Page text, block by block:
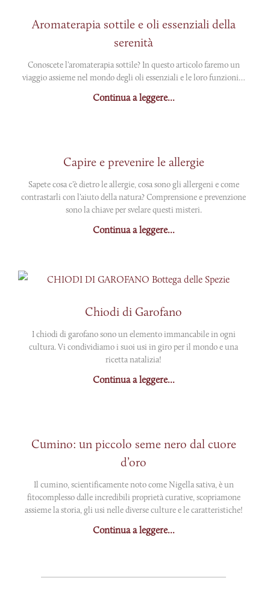
Aromaterapia sottile e oli essenziali della
serenità
Conoscete l’aromaterapia sottile? In questo articolo faremo un
viaggio assieme nel mondo degli oli essenziali e le loro funzioni…
Continua a leggere...
Capire e prevenire le allergie
Sapete cosa c’è dietro le allergie, cosa sono gli allergeni e come
contrastarli con l’aiuto della natura? Comprensione e prevenzione
sono la chiave per svelare questi misteri.
Continua a leggere...
Chiodi di Garofano
I chiodi di garofano sono un elemento immancabile in ogni
cultura. Vi condividiamo i suoi usi in giro per il mondo e una
ricetta natalizia!
Continua a leggere...
Cumino: un piccolo seme nero dal cuore
d’oro
Il cumino, scientificamente noto come Nigella sativa, è un
fitocomplesso dalle incredibili proprietà curative, scopriamone
assieme la storia, gli usi nelle diverse culture e le caratteristiche!
Continua a leggere...